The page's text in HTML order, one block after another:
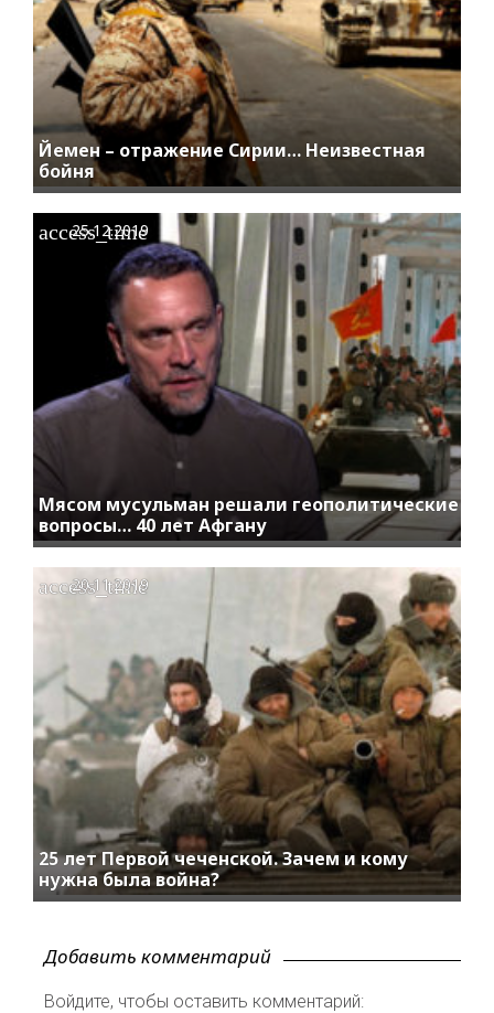
Йемен – отражение Сирии… Неизвестная
бойня
Мясом мусульман решали геополитические
вопросы… 40 лет Афгану
access_time
25.12.2019
25 лет Первой чеченской. Зачем и кому
нужна была война?
access_time
20.11.2019
Добавить комментарий
Войдите, чтобы оставить комментарий: